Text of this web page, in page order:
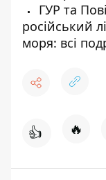
ГУР та
російський
моря: всі
👍 🔥